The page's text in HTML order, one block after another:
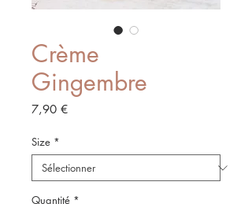
Crème
Gingembre
7,90 €Prix
Size *
Quantité *